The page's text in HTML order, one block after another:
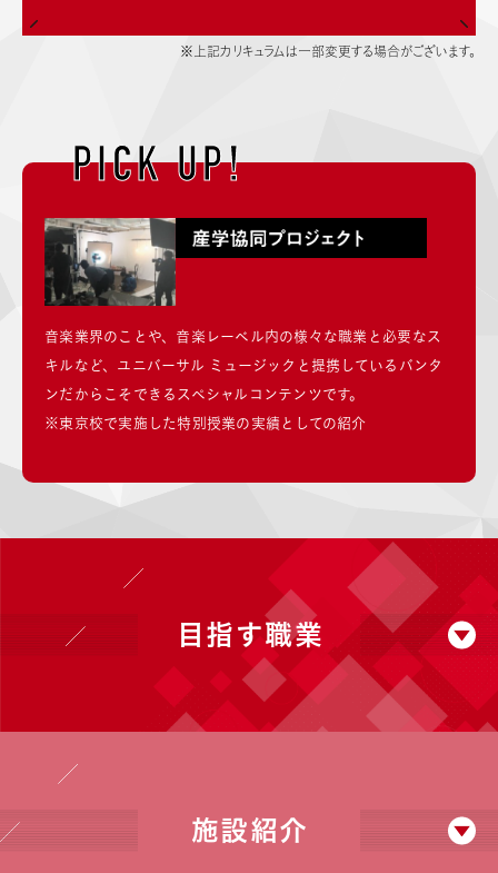
※上記カリキュラムは一部変更する場合がございます。
PICK UP!
音楽業界のことや、音楽レーベル内の様々な職業と必要なス
キルなど、ユニバーサル ミュージックと提携しているバンタ
ンだからこそできるスペシャルコンテンツです。
※東京校で実施した特別授業の実績としての紹介
目指す職業
施設紹介